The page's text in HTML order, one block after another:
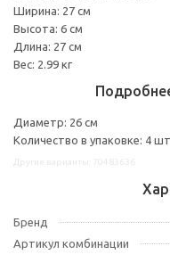
Ширина: 27 см
Высота: 6 см
Длина: 27 см
Вес: 2.99 кг
Диаметр: 26 см
Количество в упаковке: 4 шт
Бренд
Артикул комбинации